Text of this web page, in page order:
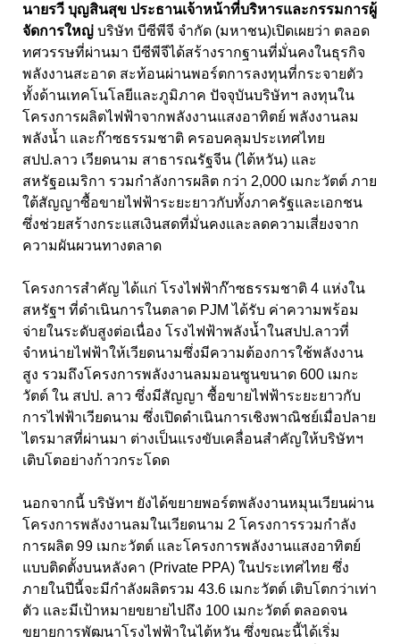
นายรวี บุญสินสุข ประธานเจ้าหน้าที่บริหารและกรรมการผู้
จัดการใหญ่ บริษัท บีซีพีจี จำกัด (มหาชน)เปิดเผยว่า ตลอด
ทศวรรษที่ผ่านมา บีซีพีจีได้สร้างรากฐานที่มั่นคงในธุรกิจ
พลังงานสะอาด สะท้อนผ่านพอร์ตการลงทุนที่กระจายตัว
ทั้งด้านเทคโนโลยีและภูมิภาค ปัจจุบันบริษัทฯ ลงทุนใน
โครงการผลิตไฟฟ้าจากพลังงานแสงอาทิตย์ พลังงานลม
พลังน้ำ และก๊าซธรรมชาติ ครอบคลุมประเทศไทย
สปป.ลาว เวียดนาม สาธารณรัฐจีน (ไต้หวัน) และ
สหรัฐอเมริกา รวมกำลังการผลิต กว่า 2,000 เมกะวัตต์ ภาย
ใต้สัญญาซื้อขายไฟฟ้าระยะยาวกับทั้งภาครัฐและเอกชน
ซึ่งช่วยสร้างกระแสเงินสดที่มั่นคงและลดความเสี่ยงจาก
ความผันผวนทางตลาด
โครงการสำคัญ ได้แก่ โรงไฟฟ้าก๊าซธรรมชาติ 4 แห่งใน
สหรัฐฯ ที่ดำเนินการในตลาด PJMได้รับ ค่าความพร้อม
จ่ายในระดับสูงต่อเนื่อง โรงไฟฟ้าพลังน้ำในสปป.ลาวที่
จำหน่ายไฟฟ้าให้เวียดนามซึ่งมีความต้องการใช้พลังงาน
สูง รวมถึงโครงการพลังงานลมมอนซูนขนาด 600 เมกะ
วัตต์ ใน สปป. ลาว ซึ่งมีสัญญา ซื้อขายไฟฟ้าระยะยาวกับ
การไฟฟ้าเวียดนาม ซึ่งเปิดดำเนินการเชิงพาณิชย์เมื่อปลาย
ไตรมาสที่ผ่านมา ต่างเป็นแรงขับเคลื่อนสำคัญให้บริษัทฯ
เติบโตอย่างก้าวกระโดด
นอกจากนี้ บริษัทฯ ยังได้ขยายพอร์ตพลังงานหมุนเวียนผ่าน
โครงการพลังงานลมในเวียดนาม 2 โครงการรวมกำลัง
การผลิต 99 เมกะวัตต์ และโครงการพลังงานแสงอาทิตย์
แบบติดตั้งบนหลังคา (Private PPA) ในประเทศไทย ซึ่ง
ภายในปีนี้จะมีกำลังผลิตรวม 43.6 เมกะวัตต์ เติบโตกว่าเท่า
ตัว และมีเป้าหมายขยายไปถึง 100 เมกะวัตต์ ตลอดจน
ขยายการพัฒนาโรงไฟฟ้าในไต้หวัน ซึ่งขณะนี้ได้เริ่ม